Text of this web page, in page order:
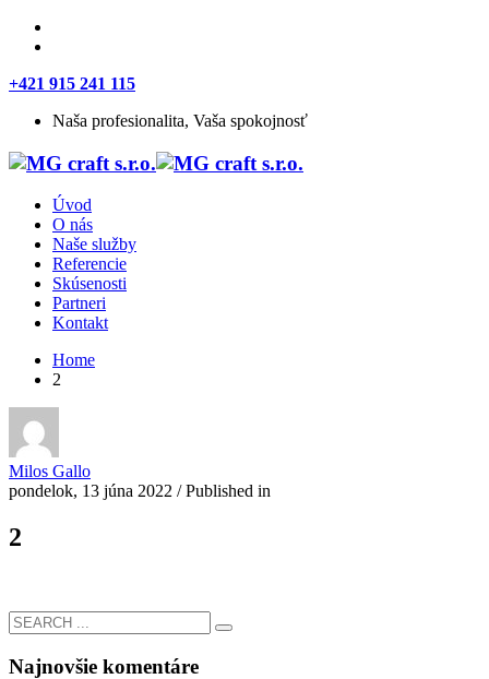
+421 915 241 115
Naša profesionalita, Vaša spokojnosť
Úvod
O nás
Naše služby
Referencie
Skúsenosti
Partneri
Kontakt
Home
2
Milos Gallo
pondelok, 13 júna 2022 /Published in
2
Najnovšie komentáre